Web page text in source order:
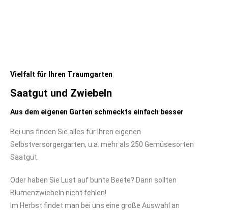
Vielfalt für Ihren Traumgarten
Saatgut und Zwiebeln
Aus dem eigenen Garten schmeckts einfach besser
Bei uns finden Sie alles für Ihren eigenen
Selbstversorgergarten, u.a. mehr als 250 Gemüsesorten
Saatgut.
Oder haben Sie Lust auf bunte Beete? Dann sollten
Blumenzwiebeln nicht fehlen!
Im Herbst findet man bei uns eine große Auswahl an